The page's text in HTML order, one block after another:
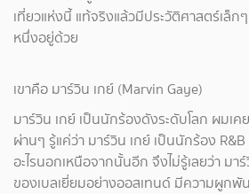
เที่ยวแห่งนี้ แท้จริงแล้วมีประวัติศาสตร์เล็
หนึ่งอยู่ด้วย
เขาคือ มาร์วิน เกย์ (Marvin Gaye)
มาร์วิน เกย์ เป็นนักร้องดังระดับโลก ผมเค
ผ่านๆ รู้แค่ว่า มาร์วิน เกย์ เป็นนักร้อง
อะไรนอกเหนือจากนั้นอีก จึงไม่รู้เลยว่า มา
ของเบลเยี่ยมอย่างออสเทนด์ มีความผูก